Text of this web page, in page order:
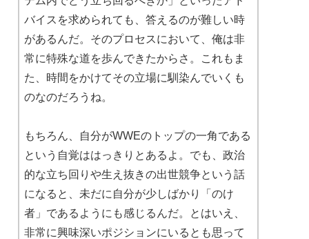
バイスを求められても、答えるのが難しい時
があるんだ。そのプロセスにおいて、俺は非
常に特殊な道を歩んできたからさ。これもま
た、時間をかけてその立場に馴染んでいくも
のなのだろうね。
もちろん、自分がWWEのトップの一角である
という自覚ははっきりとあるよ。でも、政治
的な立ち回りや生え抜きの出世競争という話
になると、未だに自分が少しばかり「のけ
者」であるようにも感じるんだ。とはいえ、
非常に興味深いポジションにいるとも思って